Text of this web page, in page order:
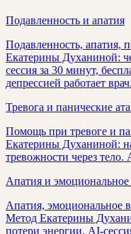
Подавленность и апатия
Подавленность, апатия,
Екатерины Духаниной:
сессия за 30 минут,
депрессией работает врач.
Тревога и панические
Помощь при тревоге и
Екатерины Духаниной:
тревожности через тело.
Апатия и
Апатия, эмоциональное
Метод Екатерины
потери энергии. AI-